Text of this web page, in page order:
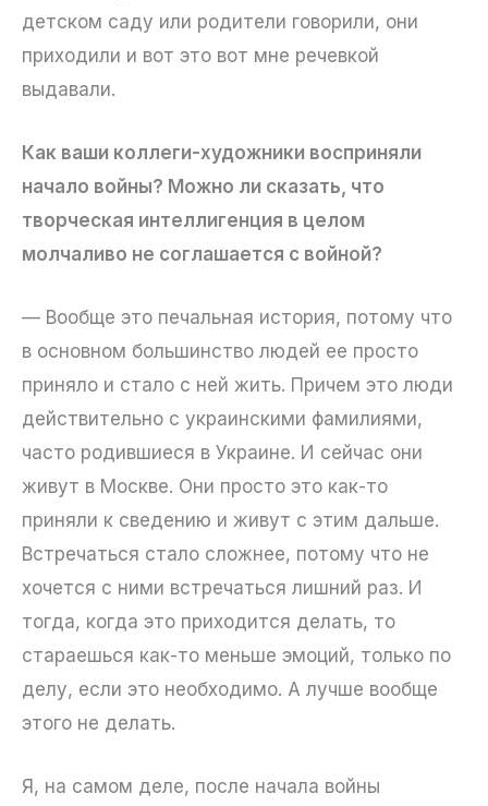
детском саду или родители говорили, они
приходили и вот это вот мне речевкой
выдавали.
Как ваши коллеги-художники восприняли
начало войны? Можно ли сказать, что
творческая интеллигенция в целом
молчаливо не соглашается с войной?
— Вообще это печальная история, потому что
в основном большинство людей ее просто
приняло и стало с ней жить. Причем это люди
действительно с украинскими фамилиями,
часто родившиеся в Украине. И сейчас они
живут в Москве. Они просто это как-то
приняли к сведению и живут с этим дальше.
Встречаться стало сложнее, потому что не
хочется с ними встречаться лишний раз. И
тогда, когда это приходится делать, то
стараешься как-то меньше эмоций, только по
делу, если это необходимо. А лучше вообще
этого не делать.
Я, на самом деле, после начала войны